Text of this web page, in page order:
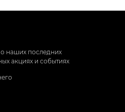
наших последних
акциях и событиях